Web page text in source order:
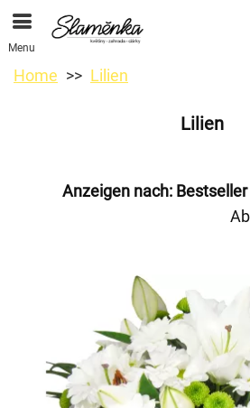
Menu
Home Lilien
Lilien
Anzeigen nach: Bestseller